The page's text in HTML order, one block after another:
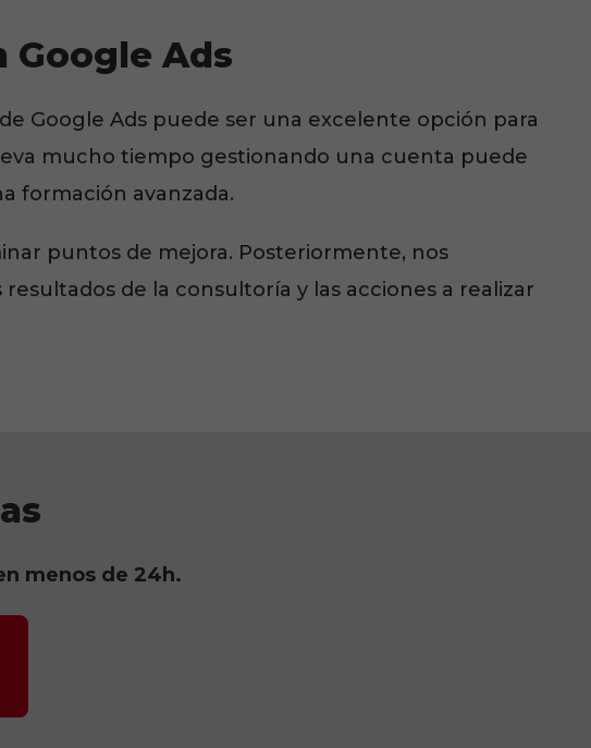
Google Ads
Google Ads puede ser una excelente opción para
mucho tiempo gestionando una cuenta puede
formación avanzada.
puntos de mejora. Posteriormente, nos
de la consultoría y las acciones a realizar
menos de 24h.